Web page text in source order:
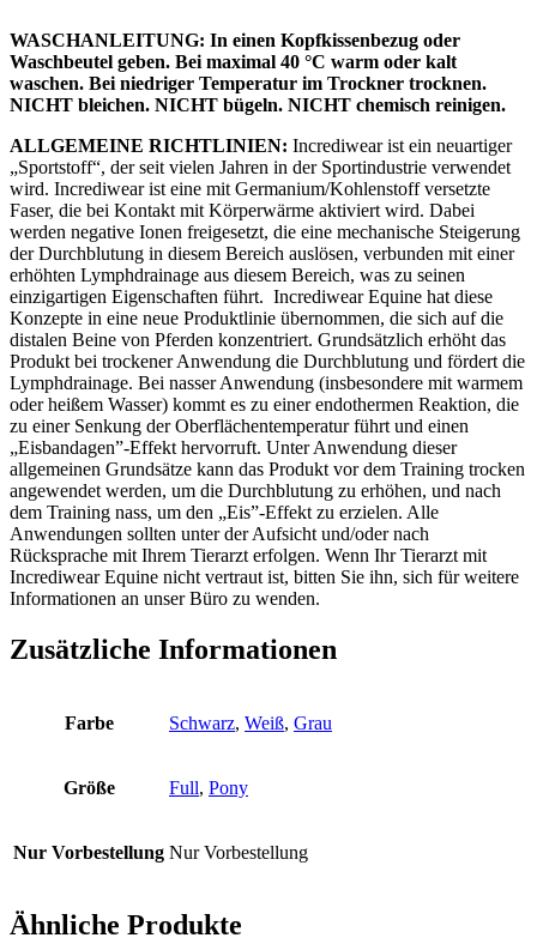
WASCHANLEITUNG: In einen Kopfkissenbezug oder
Waschbeutel geben. Bei maximal 40 °C warm oder kalt
waschen. Bei niedriger Temperatur im Trockner trocknen.
NICHT bleichen. NICHT bügeln. NICHT chemisch reinigen.
ALLGEMEINE RICHTLINIEN: Incrediwear ist ein neuartiger
„Sportstoff“, der seit vielen Jahren in der Sportindustrie verwendet
wird. Incrediwear ist eine mit Germanium/Kohlenstoff versetzte
Faser, die bei Kontakt mit Körperwärme aktiviert wird. Dabei
werden negative Ionen freigesetzt, die eine mechanische Steigerung
der Durchblutung in diesem Bereich auslösen, verbunden mit einer
erhöhten Lymphdrainage aus diesem Bereich, was zu seinen
einzigartigen Eigenschaften führt. Incrediwear Equine hat diese
Konzepte in eine neue Produktlinie übernommen, die sich auf die
distalen Beine von Pferden konzentriert. Grundsätzlich erhöht das
Produkt bei trockener Anwendung die Durchblutung und fördert die
Lymphdrainage. Bei nasser Anwendung (insbesondere mit warmem
oder heißem Wasser) kommt es zu einer endothermen Reaktion, die
zu einer Senkung der Oberflächentemperatur führt und einen
„Eisbandagen”-Effekt hervorruft. Unter Anwendung dieser
allgemeinen Grundsätze kann das Produkt vor dem Training trocken
angewendet werden, um die Durchblutung zu erhöhen, und nach
dem Training nass, um den „Eis”-Effekt zu erzielen. Alle
Anwendungen sollten unter der Aufsicht und/oder nach
Rücksprache mit Ihrem Tierarzt erfolgen. Wenn Ihr Tierarzt mit
Incrediwear Equine nicht vertraut ist, bitten Sie ihn, sich für weitere
Informationen an unser Büro zu wenden.
Zusätzliche Informationen
Farbe Schwarz, Weiß, Grau
Größe Full, Pony
Nur Vorbestellung Nur Vorbestellung
Ähnliche Produkte